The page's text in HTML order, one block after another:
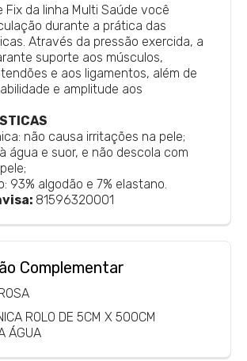
Fix da linha Multi Saúde você
durante a prática das
Através da pressão exercida, a
suporte aos músculos,
e aos ligamentos, além de
e amplitude aos
não causa irritações na pele;
água e suor, e não descola com
93% algodão e 7% elastano.
81596320001
Complementar
ROLO DE 5CM X 500CM
ÁGUA